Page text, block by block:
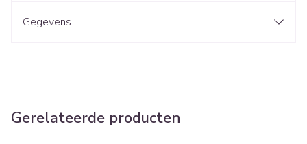
Gegevens
Gerelateerde producten